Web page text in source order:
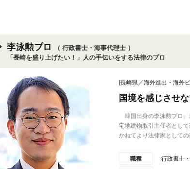
李泳勲プロ
（ 行政書士・海事代理士 ）
「長崎を盛り上げたい！」人の手伝いをする法律のプロ
[長崎県／海外進出・海外
国境を感じさせ
韓国出身の李泳勲プロ。
宅地建物取引主任者とし
かねてより法律家としての
職種 行政書士